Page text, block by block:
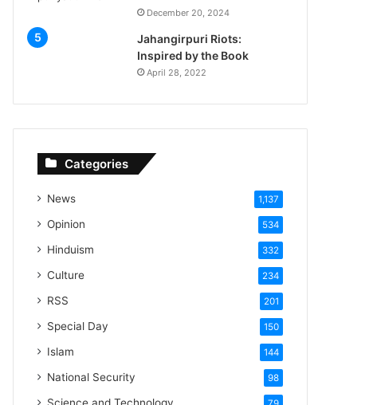
December 20, 2024
Jahangirpuri Riots:
Inspired by the Book
April 28, 2022
Categories
News 1,137
Opinion 534
Hinduism 332
Culture 234
RSS 201
Special Day 150
Islam 144
National Security 98